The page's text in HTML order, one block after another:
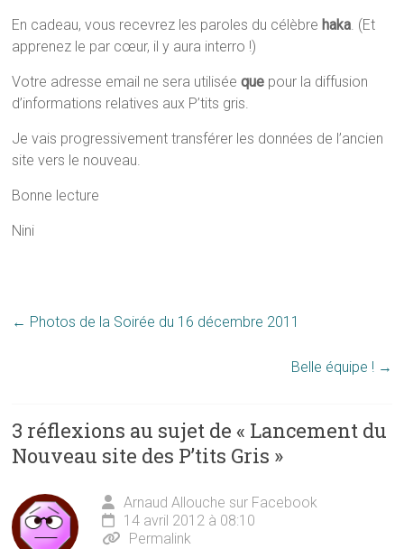
En cadeau, vous recevrez les paroles du célèbre haka. (Et
apprenez le par cœur, il y aura interro !)
Votre adresse email ne sera utiliséeque pour la diffusion
d’informations relatives aux P’tits gris.
Je vais progressivement transférer les données de l’ancien
site vers le nouveau.
Bonne lecture
Nini
← Photos de la Soirée du 16 décembre 2011
Belle équipe ! →
3 réflexions au sujet de « Lancement du
Nouveau site des P’tits Gris »
Arnaud Allouche sur Facebook
14 avril 2012 à 08:10
Permalink